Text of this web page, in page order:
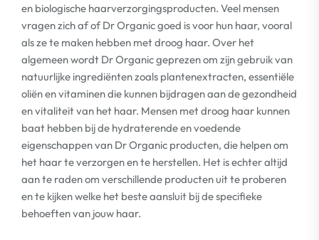
en biologische haarverzorgingsproducten. Veel mensen
vragen zich af of Dr Organic goed is voor hun haar, vooral
als ze te maken hebben met droog haar. Over het
algemeen wordt Dr Organic geprezen om zijn gebruik van
natuurlijke ingrediënten zoals plantenextracten, essentiële
oliën en vitaminen die kunnen bijdragen aan de gezondheid
en vitaliteit van het haar. Mensen met droog haar kunnen
baat hebben bij de hydraterende en voedende
eigenschappen van Dr Organic producten, die helpen om
het haar te verzorgen en te herstellen. Het is echter altijd
aan te raden om verschillende producten uit te proberen
en te kijken welke het beste aansluit bij de specifieke
behoeften van jouw haar.